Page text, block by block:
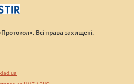
Всі права захищені.